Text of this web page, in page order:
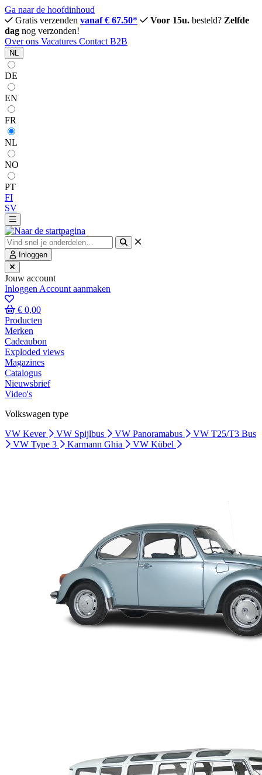
Ga naar de hoofdinhoud
Gratis verzenden vanaf € 67.50* Voor 15u. besteld? Zelfde
dag nog verzonden!
Over ons Vacatures Contact B2B
NL
DE
EN
FR
NL
NO
PT
FI
SV
Inloggen
Jouw account
Inloggen Account aanmaken
€ 0,00
Producten
Merken
Cadeaubon
Exploded views
Magazines
Catalogus
Nieuwsbrief
Video's
Volkswagen type
VW Kever
VW Spijlbus VW Panoramabus
VW T25/T3 Bus
VW Type 3
Karmann Ghia VW Kübel